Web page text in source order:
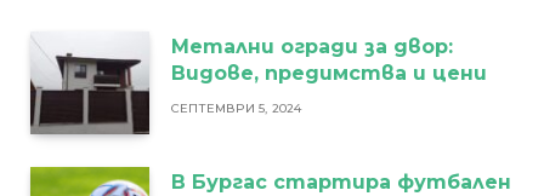
Метални огради за двор:
Видове, предимства и цени
СЕПТЕМВРИ 5, 2024
В Бургас стартира футбален